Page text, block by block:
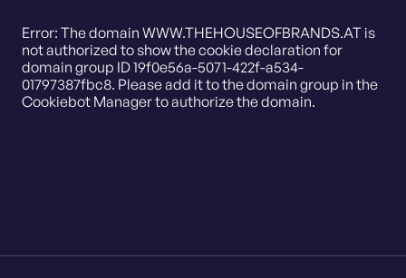
Error: The domain WWW.THEHOUSEOFBRANDS.AT is
not authorized to show the cookie declaration for
domain group ID 19f0e56a-5071-422f-a534-
01797387fbc8. Please add it to the domain group in the
Cookiebot Manager to authorize the domain.